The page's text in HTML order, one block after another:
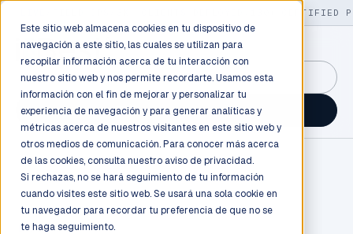
Este sitio web almacena cookies en tu dispositivo de
navegación a este sitio, las cuales se utilizan para
recopilar información acerca de tu interacción con
nuestro sitio web y nos permite recordarte. Usamos esta
información con el fin de mejorar y personalizar tu
experiencia de navegación y para generar analíticas y
métricas acerca de nuestros visitantes en este sitio web y
otros medios de comunicación. Para conocer más acerca
de las cookies, consulta nuestro aviso de privacidad.
Si rechazas, no se hará seguimiento de tu información
cuando visites este sitio web. Se usará una sola cookie en
tu navegador para recordar tu preferencia de que no se
te haga seguimiento.
130+ CERTIFIED
GuidancePlex →
Talk to an engineer →
EMPRESAS